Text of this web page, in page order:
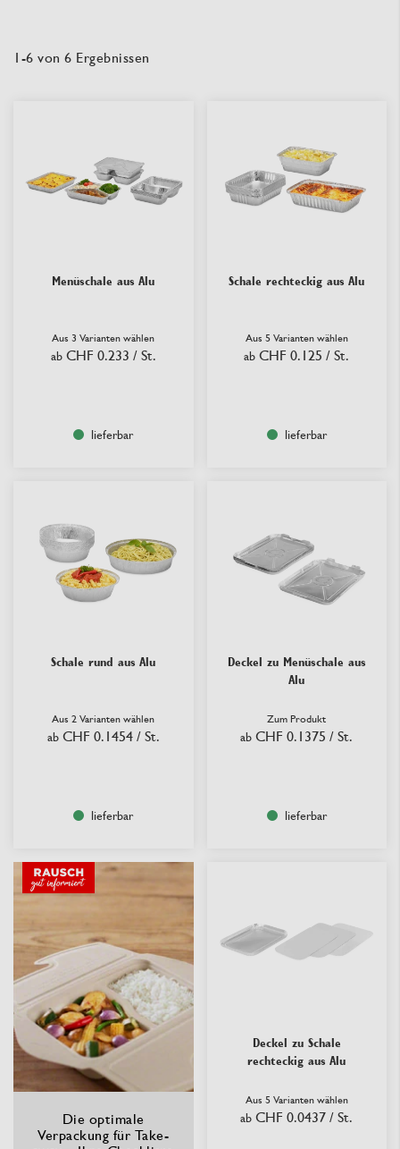
1 -6 von 6 Ergebnissen
Menüschale aus Alu
Aus 3 Varianten wählen
ab CHF 0.233 / St.
lieferbar
Schale rechteckig aus Alu
Aus 5 Varianten wählen
ab CHF 0.125 / St.
lieferbar
Schale rund aus Alu
Aus 2 Varianten wählen
ab CHF 0.1454 / St.
lieferbar
Deckel zu Menüschale aus
Alu
Zum Produkt
ab CHF 0.1375 / St.
lieferbar
Die optimale
Verpackung für Take-
Deckel zu Schale
rechteckig aus Alu
Aus 5 Varianten wählen
ab CHF 0.0437 / St.